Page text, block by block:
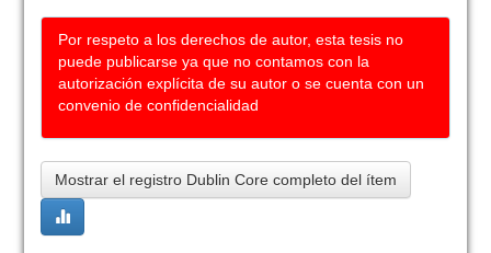
Por respeto a los derechos de autor, esta tesis no
puede publicarse ya que no contamos con la
autorización explícita de su autor o se cuenta con un
convenio de confidencialidad
Mostrar el registro Dublin Core completo del ítem